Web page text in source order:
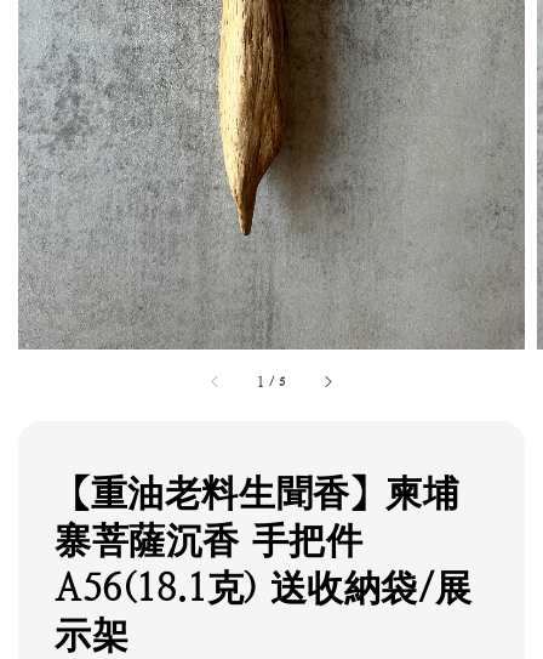
1 /5
【重油老料生聞香】柬埔
寨菩薩沉香 手把件
A56(18.1克) 送收納袋/展
示架